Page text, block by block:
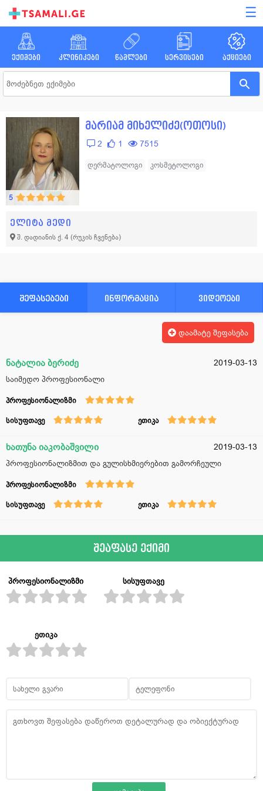
☰
ექიმები კლინიკები წამლები სერვისები აქციები
5
მარიამ მიხელიძე(ოთოსი)
2 1 7515
დერმატოლოგი კოსმეტოლოგი
ელიტა მედი
შ. დადიანის ქ. 4 (რუკის ჩვენება)
შეფასებები ინფორმაცია ვიდეოები
დაამატე შეფასება
ნატალია ბერიძე
2019-03-13
საიმედო პროფესიონალი
პროფესიონალიზმი
სისუფთავე ეთიკა
ხათუნა იაკობაშვილი
2019-03-13
პროფესიონალიზმით და გულისხმიერებით გამორჩეული
პროფესიონალიზმი
სისუფთავე ეთიკა
შეაფასე ექიმი
პროფესიონალიზმი სისუფთავე
ეთიკა